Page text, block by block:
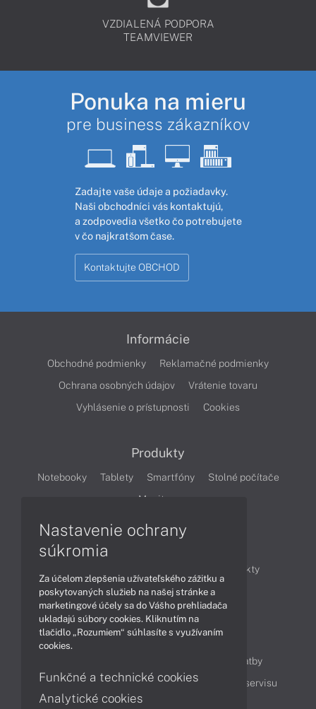
VZDIALENÁ PODPORA
TEAMVIEWER
Ponuka na mieru
pre business zákazníkov
Zadajte vaše údaje a požiadavky.
Naši obchodníci vás kontaktujú,
a zodpovedia všetko čo potrebujete
v čo najkratšom čase.
Kontaktujte OBCHOD
Informácie
Obchodné podmienky
Reklamačné podmienky
Ochrana osobných údajov
Vrátenie tovaru
Vyhlásenie o prístupnosti
Cookies
Produkty
Notebooky Tablety Smartfóny
Stolné počítače
Monitory
Produkty
Technológie
Videá
Obsah
Možnosti doručenia a platby
Podpora a servis
Servisné služby Cenník servisu
Nastavenie ochrany
súkromia
Za účelom zlepšenia užívateľského zážitku a
poskytovaných služieb na našej stránke a
marketingové účely sa do Vášho prehliadača
ukladajú súbory cookies. Kliknutím na
tlačidlo „Rozumiem“ súhlasíte s využívaním
cookies.
Funkčné a technické cookies
Analytické cookies